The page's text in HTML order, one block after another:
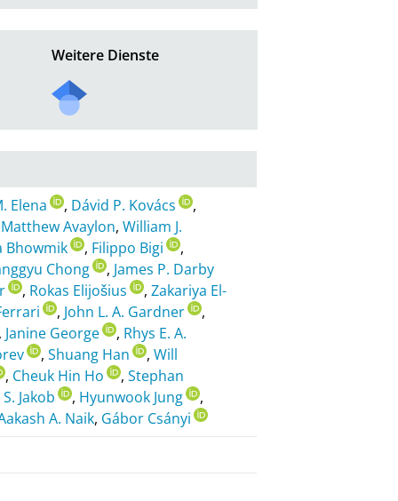
Weitere Dienste
Elena , Dávid P. Kovács
,
Matthew Avaylon,William J.
Bhowmik
, Filippo Bigi
,
Chong
, James P. Darby
, Rokas Elijošius ,Zakariya El-
, John L. A. Gardner
,
Janine George , Rhys E. A.
,Shuang Han ,Will
, Cheuk Hin Ho ,Stephan
Jakob
, Hyunwook Jung
,
A. Naik, Gábor Csányi